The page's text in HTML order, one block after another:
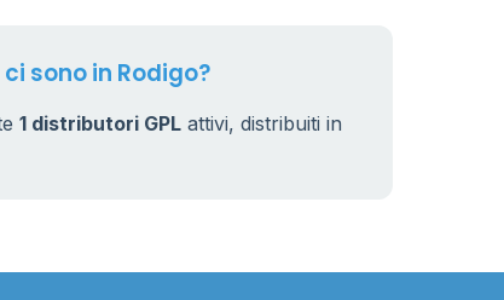
sono in Rodigo?
1 distributori GPL attivi, distribuiti in